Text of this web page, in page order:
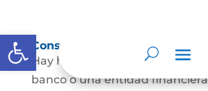
Abrir barra de herramientas
Constitución de hipoteca
Hay hipoteca cuando una
banco o una entidad